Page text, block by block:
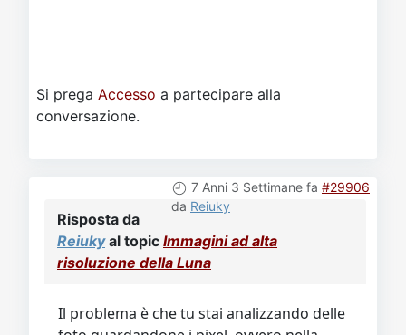
Si prega Accesso a partecipare alla
conversazione.
7 Anni 3 Settimane fa #29906
da Reiuky
Risposta da
Reiukyal topic Immagini ad alta
risoluzione della Luna
Il problema è che tu stai analizzando delle